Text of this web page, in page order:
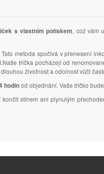
s vlastním potiskem, což vám
metoda spočívá v přenesení
trička pocházejí od
životnost a odolnost vůči
hodinod objednání. Vaše tričko
stínem ani plynulým